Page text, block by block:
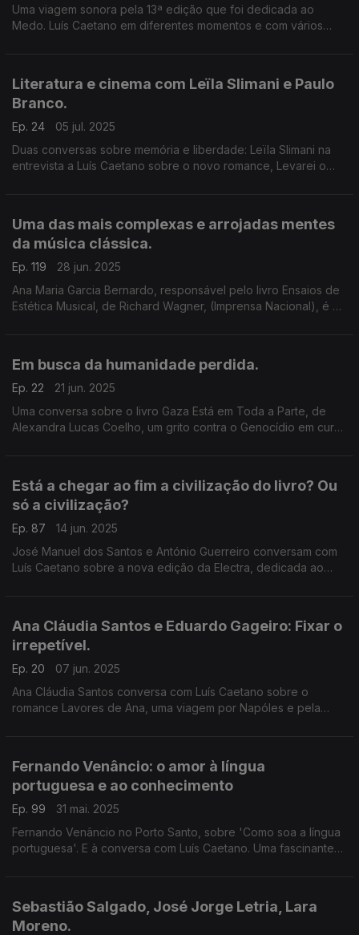
Uma viagem sonora pela 13ª edição que foi dedicada ao
Medo. Luís Caetano em diferentes momentos e com vários
Literatura e cinema com Leïla Slimani e Paulo
Branco.
Ep. 24
05 jul. 2025
Duas conversas sobre memória e liberdade: Leïla Slimani na
entrevista a Luís Caetano sobre o novo romance, Levarei o
Uma das mais complexas e arrojadas mentes
da música clássica.
Ep. 119
28 jun. 2025
Ana Maria Garcia Bernardo, responsável pelo livro Ensaios de
Estética Musical, de Richard Wagner, (Imprensa Nacional), é a
Em busca da humanidade perdida.
Ep. 22
21 jun. 2025
Uma conversa sobre o livro Gaza Está em Toda a Parte, de
Alexandra Lucas Coelho, um grito contra o Genocídio em curso
Está a chegar ao fim a civilização do livro? Ou
só a civilização?
Ep. 87
14 jun. 2025
José Manuel dos Santos e António Guerreiro conversam com
Luís Caetano sobre a nova edição da Electra, dedicada ao
Ana Cláudia Santos e Eduardo Gageiro: Fixar o
irrepetível.
Ep. 20
07 jun. 2025
Ana Cláudia Santos conversa com Luís Caetano sobre o
romance Lavores de Ana, uma viagem por Napóles e pela
Fernando Venâncio: o amor à língua
portuguesa e ao conhecimento
Ep. 99
31 mai. 2025
Fernando Venâncio no Porto Santo, sobre 'Como soa a língua
portuguesa'. E à conversa com Luís Caetano. Uma fascinante
Sebastião Salgado, José Jorge Letria, Lara
Moreno.